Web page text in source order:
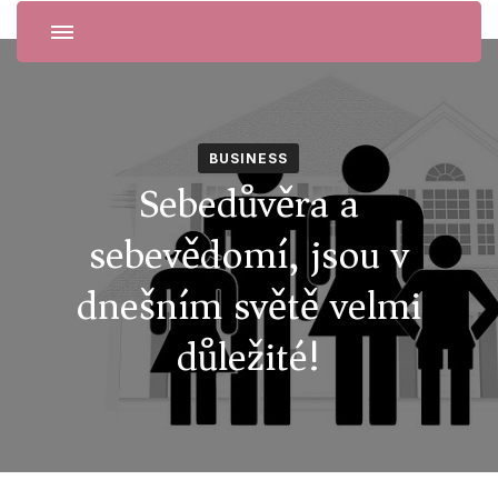
BUSINESS
Sebedůvěra a
sebevědomí, jsou v
dnešním světě velmi
důležité!